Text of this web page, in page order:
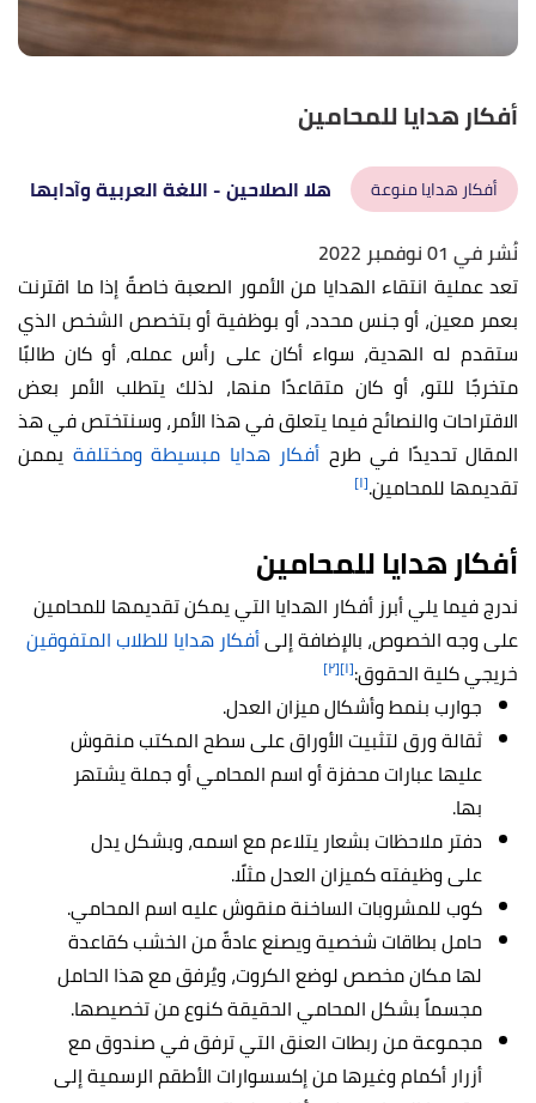
أفكار هدايا للمحامين
أفكار هدايا منوعة هلا الصلاحين- اللغة العربية وآدابها
نُشر في 01 نوفمبر 2022
تعد عملية انتقاء الهدايا من الأمور الصعبة خاصةً إذا ما اقترنت
بعمر معين، أو جنس محدد، أو بوظفية أو بتخصص الشخص الذي
ستقدم له الهدية، سواء أكان على رأس عمله، أو كان طالبًا
متخرجًا للتو، أو كان متقاعدًا منها، لذلك يتطلب الأمر بعض
الاقتراحات والنصائح فيما يتعلق في هذا الأمر، وسنتختص في هذ
المقال تحديدًا في طرح أفكار هدايا مبسيطة ومختلفة يممن
تقديمها للمحامين.[١]
أفكار هدايا للمحامين
ندرج فيما يلي أبرز أفكار الهدايا التي يمكن تقديمها للمحامين
على وجه الخصوص، بالإضافة إلىأفكار هدايا للطلاب المتفوقين
خريجي كلية الحقوق:[١] [٢]
جوارب بنمط وأشكال ميزان العدل.
ثقالة ورق لتثبيت الأوراق على سطح المكتب منقوش
عليها عبارات محفزة أو اسم المحامي أو جملة يشتهر
بها.
دفتر ملاحظات بشعار يتلاءم مع اسمه، وبشكل يدل
على وظيفته كميزان العدل مثلًا.
كوب للمشروبات الساخنة منقوش عليه اسم المحامي.
حامل بطاقات شخصية ويصنع عادةً من الخشب كقاعدة
لها مكان مخصص لوضع الكروت، ويُرفق مع هذا الحامل
مجسماً بشكل المحامي الحقيقة كنوع من تخصيصها.
مجموعة من ربطات العنق التي ترفق في صندوق مع
أزرار أكمام وغيرها من إكسسوارات الأطقم الرسمية إلى